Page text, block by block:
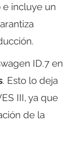
incluye un
ID.7 en
. Esto lo deja
III, ya que
de la